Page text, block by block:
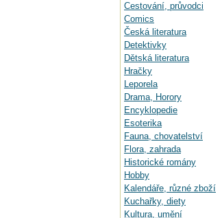
Cestování, průvodci
Comics
Česká literatura
Detektivky
Dětská literatura
Hračky
Leporela
Drama, Horory
Encyklopedie
Esoterika
Fauna, chovatelství
Flora, zahrada
Historické romány
Hobby
Kalendáře, různé zboží
Kuchařky, diety
Kultura, umění